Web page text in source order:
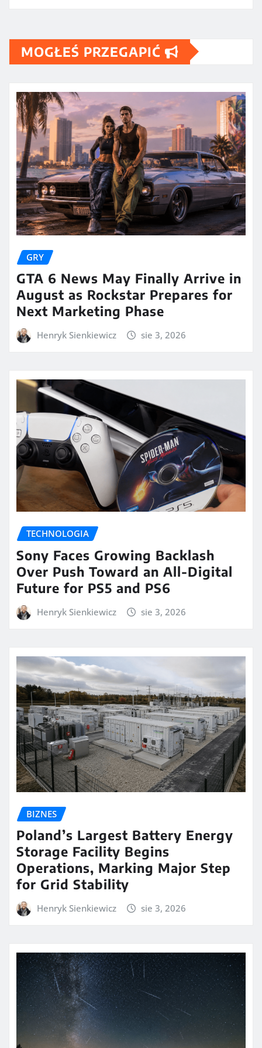
MOGŁEŚ PRZEGAPIĆ
GRY
GTA 6 News May Finally Arrive in
August as Rockstar Prepares for
Next Marketing Phase
Henryk Sienkiewicz sie 3, 2026
TECHNOLOGIA
Sony Faces Growing Backlash
Over Push Toward an All-Digital
Future for PS5 and PS6
Henryk Sienkiewicz sie 3, 2026
BIZNES
Poland’s Largest Battery Energy
Storage Facility Begins
Operations, Marking Major Step
for Grid Stability
Henryk Sienkiewicz sie 3, 2026